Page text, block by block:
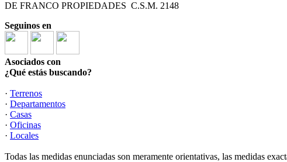
DE FRANCO PROPIEDADES C.S.M. 2148
Seguinos en
Asociados con
¿Qué estás buscando?
· Terrenos
· Departamentos
· Casas
· Oficinas
· Locales
Todas las medidas enunciadas son meramente orientativas, las medidas